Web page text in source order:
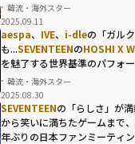
韓流・海外スター
2025.09.11
aespa、 IVE、 i-dleの「ガル
も...SEVENTEENのHOSHI X
を魅了する世界基準のパフォ
韓流・海外スター
2025.08.30
SEVENTEENの「らしさ」が
から笑いに満ちたゲームまで
年ぶりの日本ファンミーティ